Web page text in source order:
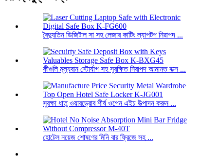
বৈদ্যুতিন ডিজিটাল সা সহ লেজার কাটিং ল্যাপটপ নিরাপদ ...
কীগুলি মূল্যবান স্টোর্যাগ সহ সুরক্ষিত নিরাপদ আমানত বাক্স ...
সুরক্ষা ধাতু ওয়ারড্রোব শীর্ষ ওপেন এইচ উত্পাদন করুন ...
হোটেল নয়েজ শোষণের মিনি বার ফ্রিজে সহ ...